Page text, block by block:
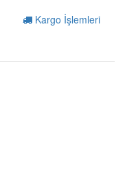
Kargo İşlemleri